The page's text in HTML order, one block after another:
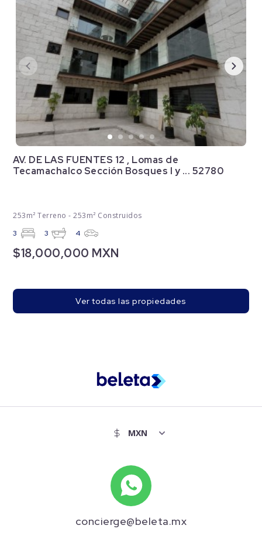
AV. DE LAS FUENTES 12 , Lomas de
Tecamachalco Sección Bosques I y ... 52780
253m² Terreno - 253m² Construidos
3 3 4
$18,000,000 MXN
Ver todas las propiedades
concierge@beleta.mx